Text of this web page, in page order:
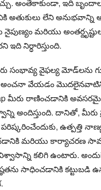
అంతేకాకుండా, ఇది
లేని అనుభవాన్ని
మరియు
ఇది నిర్ధారిస్తుంది.
సంభావ్య వైఫల్య మోడ్‌లను
అంచనా వేయడం మొదలైనవాటిని
మీరు రాణించడానికి
అందిస్తుంది. దానితో,
ఉత్పత్తి
మరియు కార్యాచరణ
కలిగి ఉంటారు.
సాధించడానికి కట్టుబడి